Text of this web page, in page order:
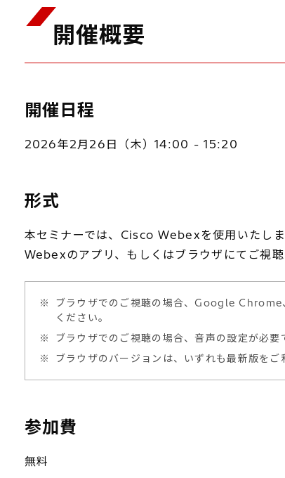
開催概要
開催日程
2026年2月26日（木）14:00 - 15:20
形式
本セミナーでは、Cisco Webexを使用いたしま
Webexのアプリ、もしくはブラウザにてご視聴
※
ブラウザでのご視聴の場合、Google
ください。
※
ブラウザでのご視聴の場合、音声の設定が必要
※
ブラウザのバージョンは、いずれも最新版をご
参加費
無料